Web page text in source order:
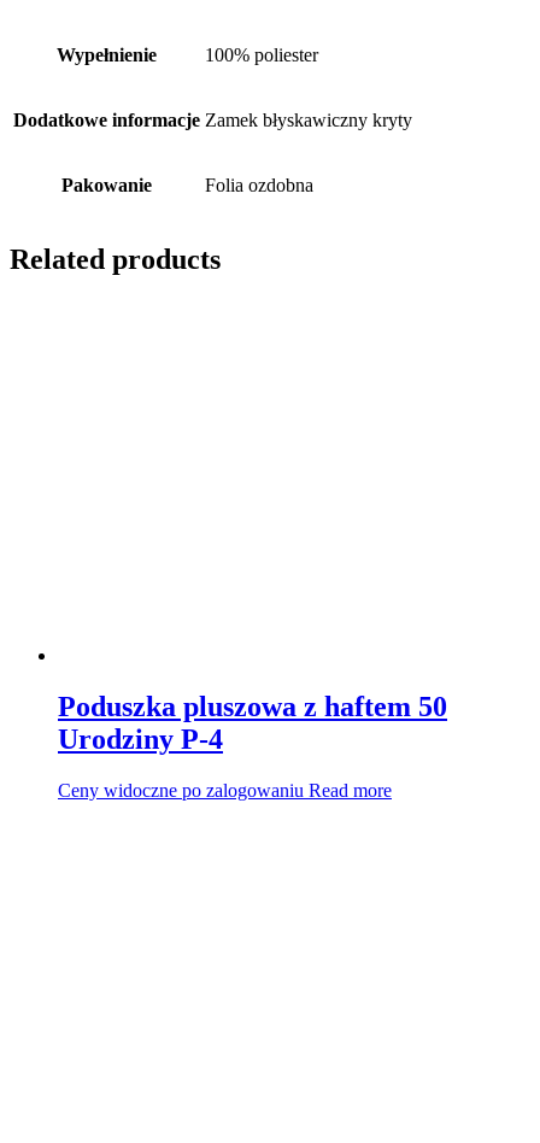
Wypełnienie 100% poliester
Dodatkowe informacje Zamek błyskawiczny kryty
Pakowanie Folia ozdobna
Related products
Poduszka pluszowa z haftem 50
Urodziny P-4
Ceny widoczne po zalogowaniu Read more